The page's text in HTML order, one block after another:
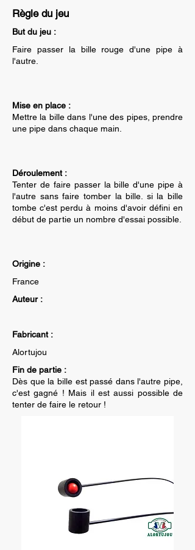
Règle du jeu
But du jeu :
Faire passer la bille rouge d'une pipe à
l'autre.
Mise en place :
Mettre la bille dans l'une des pipes, prendre
une pipe dans chaque main.
Déroulement :
Tenter de faire passer la bille d'une pipe à
l'autre sans faire tomber la bille. si la bille
tombe c'est perdu à moins d'avoir défini en
début de partie un nombre d'essai possible.
Origine :
France
Auteur :
Fabricant :
Alortujou
Fin de partie :
Dès que la bille est passé dans l'autre pipe,
c'est gagné ! Mais il est aussi possible de
tenter de faire le retour !